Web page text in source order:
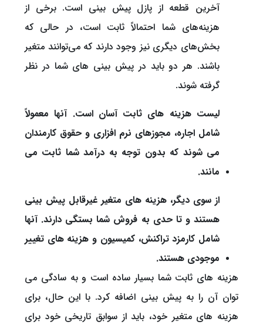
آخرین قطعه از پازل پیش بینی است. برخی از
هزینه‌های شما احتمالاً ثابت است، در حالی که
بخش‌های دیگری نیز وجود دارند که می‌توانند متغیر
باشند. هر دو باید در پیش بینی های شما در نظر
گرفته شوند.
لیست هزینه های ثابت آسان است. آنها معمولاً
شامل اجاره، مجوزهای نرم افزاری و حقوق کارمندان
می شوند که بدون توجه به درآمد شما ثابت می
مانند.
از سوی دیگر، هزینه های متغیر غیرقابل پیش بینی
هستند و تا حدی به فروش شما بستگی دارند. آنها
شامل کارمزد تراکنش، کمیسیون و هزینه های تغییر
موجودی هستند.
هزینه های ثابت شما بسیار ساده است و به سادگی می
توان آن را به پیش بینی اضافه کرد. با این حال، برای
هزینه های متغیر خود، باید از سوابق تاریخی خود برای